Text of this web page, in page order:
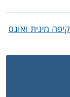
מינית ואונס